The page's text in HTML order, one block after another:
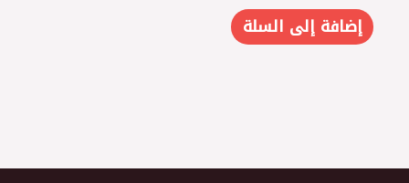
إضافة إلى السلة